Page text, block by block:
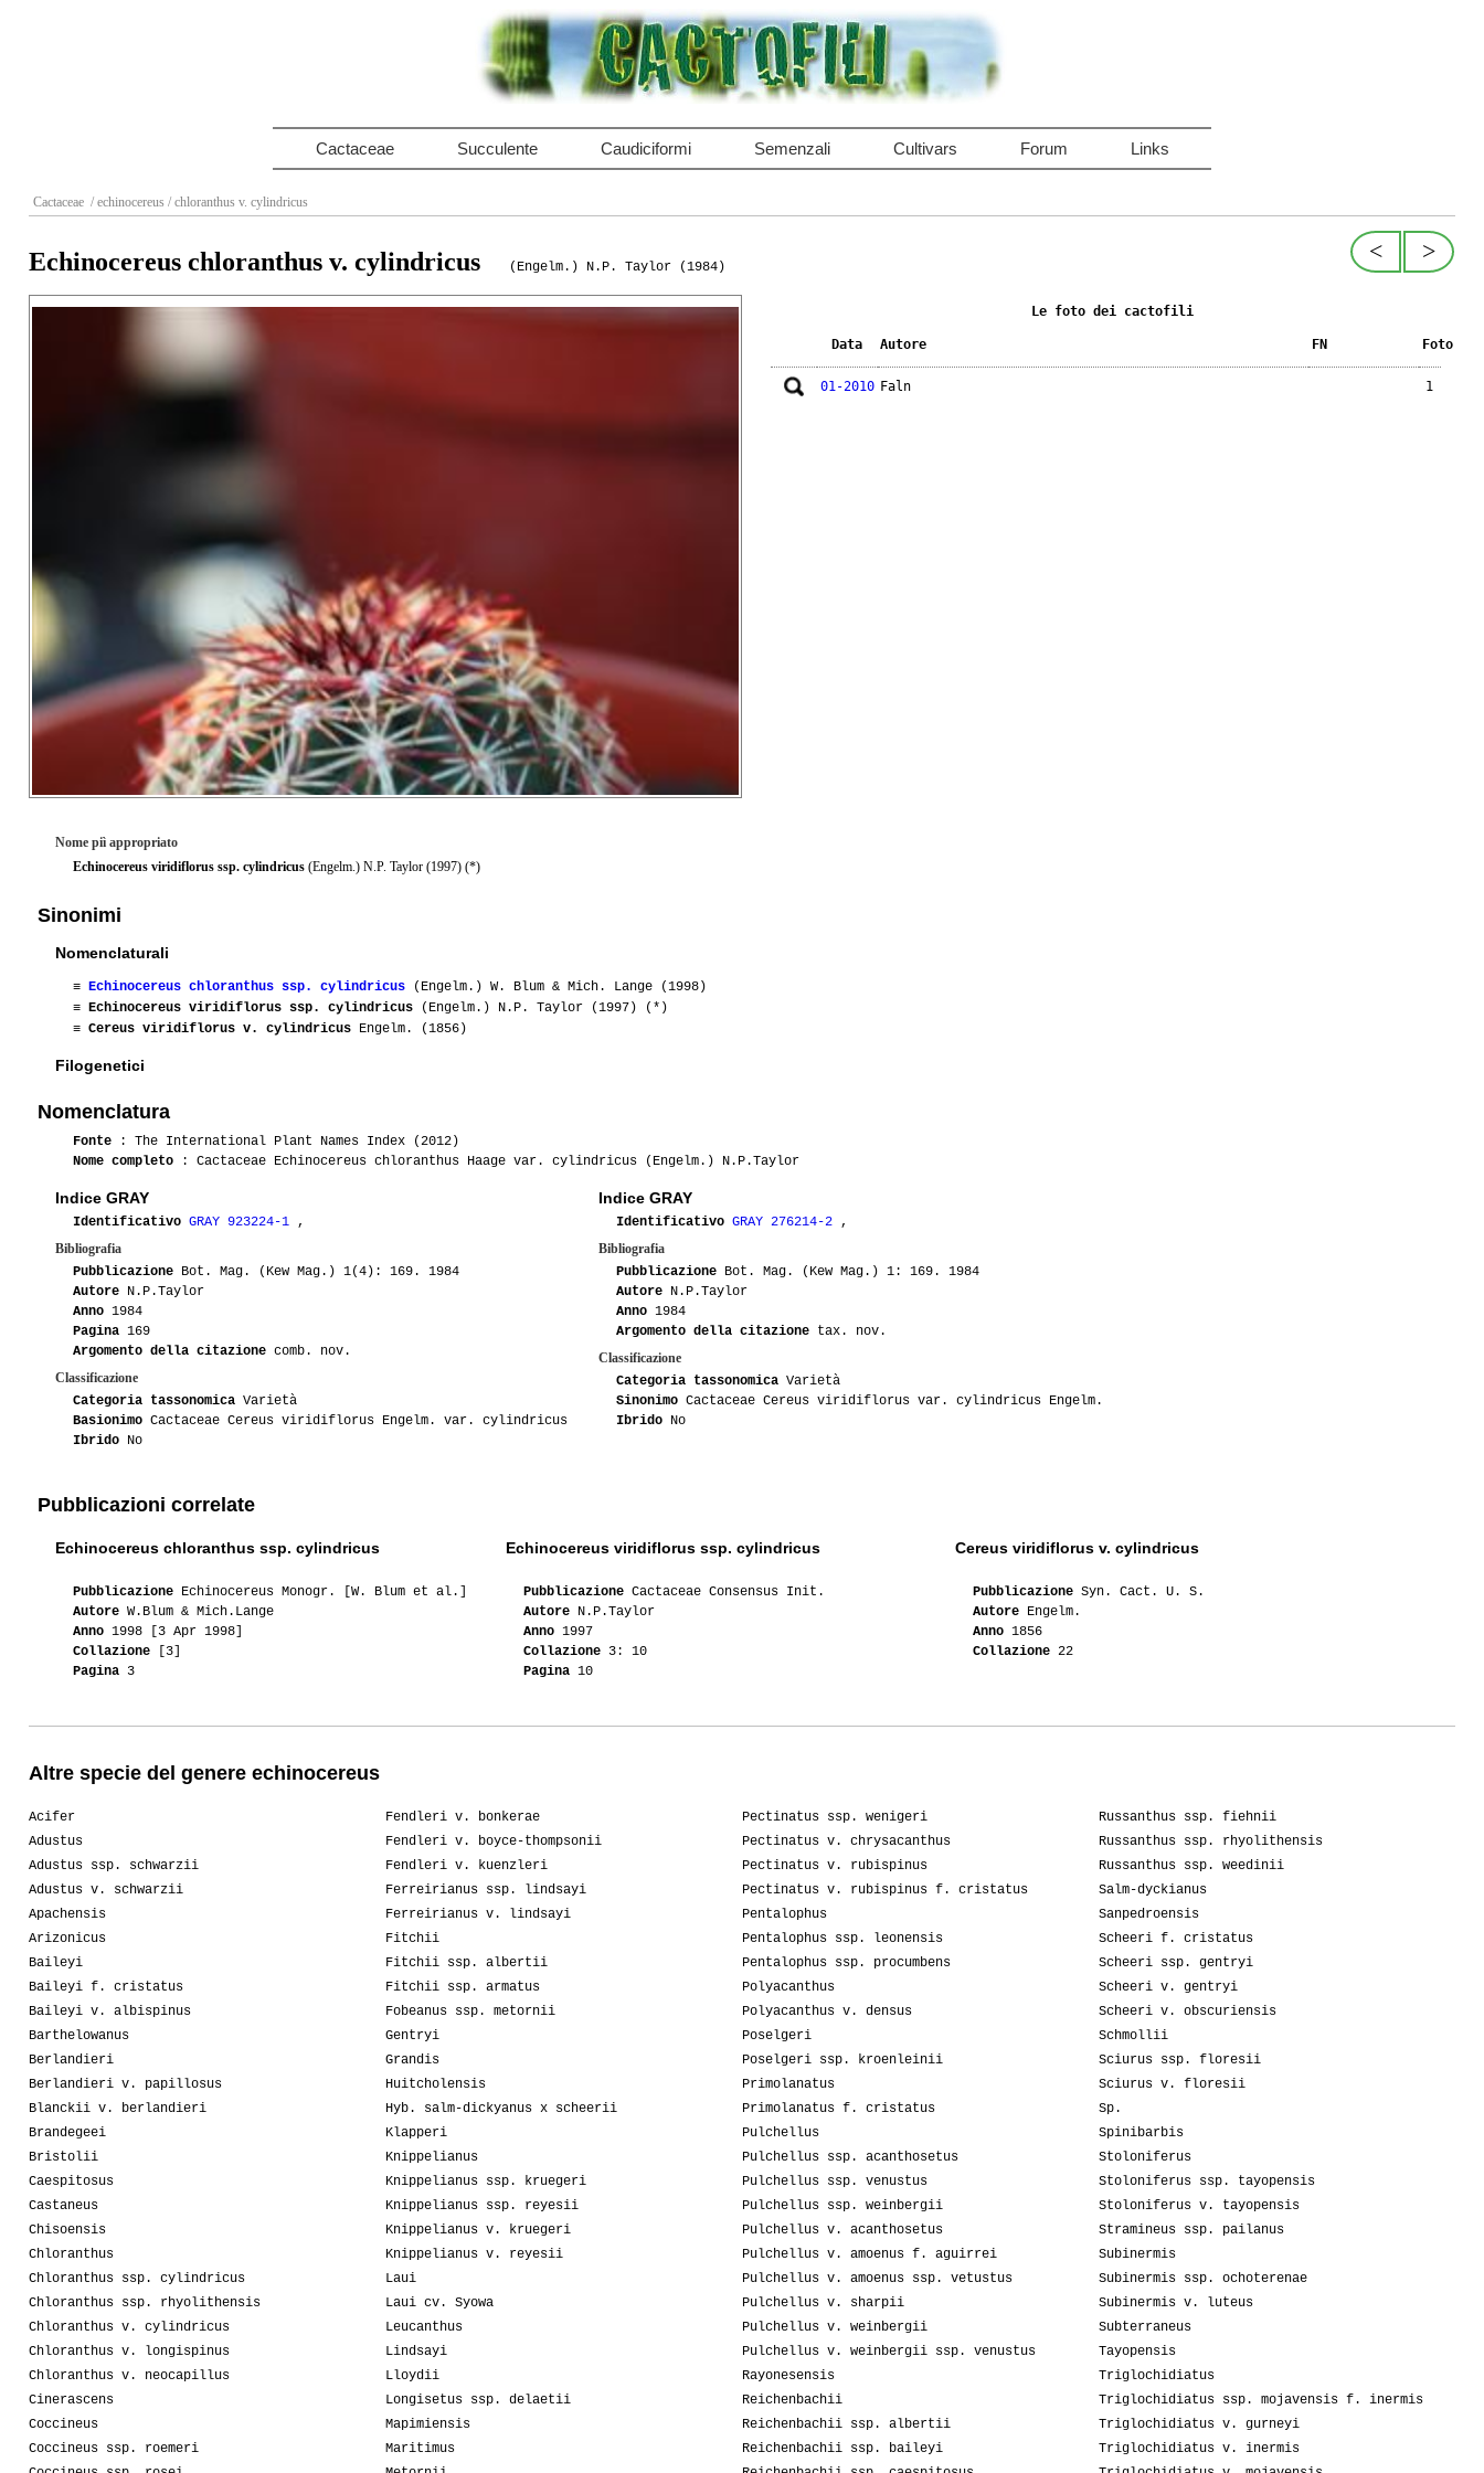
Cactaceae Succulente Caudiciformi Semenzali Cultivars Forum Links
Cactaceae / echinocereus / chloranthus v. cylindricus
>
<
Echinocereus chloranthus v. cylindricus (Engelm.) N.P. Taylor (1984)
Le foto dei cactofili
Data Autore FN Foto
01-2010 Faln 1
Nome piì appropriato
Echinocereus viridiflorus ssp. cylindricus (Engelm.) N.P. Taylor (1997) (*)
Sinonimi
Nomenclaturali
≡ Echinocereus chloranthus ssp. cylindricus (Engelm.) W. Blum & Mich. Lange (1998)
≡ Echinocereus viridiflorus ssp. cylindricus (Engelm.) N.P. Taylor (1997) (*)
≡ Cereus viridiflorus v. cylindricus Engelm. (1856)
Filogenetici
Nomenclatura
Fonte : The International Plant Names Index (2012)
Nome completo : Cactaceae Echinocereus chloranthus Haage var. cylindricus (Engelm.) N.P.Taylor
Indice GRAY
Identificativo GRAY 923224-1 ,
Bibliografia
Pubblicazione Bot. Mag. (Kew Mag.) 1(4): 169. 1984
Autore N.P.Taylor
Anno 1984
Pagina 169
Argomento della citazione comb. nov.
Classificazione
Categoria tassonomica Varietà
Basionimo Cactaceae Cereus viridiflorus Engelm. var. cylindricus
Ibrido No
Indice GRAY
Identificativo GRAY 276214-2 ,
Bibliografia
Pubblicazione Bot. Mag. (Kew Mag.) 1: 169. 1984
Autore N.P.Taylor
Anno 1984
Argomento della citazione tax. nov.
Classificazione
Categoria tassonomica Varietà
Sinonimo Cactaceae Cereus viridiflorus var. cylindricus Engelm.
Ibrido No
Pubblicazioni correlate
Echinocereus chloranthus ssp. cylindricus
Pubblicazione Echinocereus Monogr. [W. Blum et al.]
Autore W.Blum & Mich.Lange
Anno 1998 [3 Apr 1998]
Collazione [3]
Pagina 3
Echinocereus viridiflorus ssp. cylindricus
PubblicazioneCactaceae Consensus Init.
AutoreN.P.Taylor
Anno1997
Collazione3: 10
Pagina10
Cereus viridiflorus v. cylindricus
Pubblicazione Syn. Cact. U. S.
Autore Engelm.
Anno 1856
Collazione 22
Altre specie del genere echinocereus
Acifer
Adustus
Adustus ssp. schwarzii
Adustus v. schwarzii
Apachensis
Arizonicus
Baileyi
Baileyi f. cristatus
Baileyi v. albispinus
Barthelowanus
Berlandieri
Berlandieri v. papillosus
Blanckii v. berlandieri
Brandegeei
Bristolii
Caespitosus
Castaneus
Chisoensis
Chloranthus
Chloranthus ssp. cylindricus
Chloranthus ssp. rhyolithensis
Chloranthus v. cylindricus
Chloranthus v. longispinus
Chloranthus v. neocapillus
Cinerascens
Coccineus
Coccineus ssp. roemeri
Fendleri v. bonkerae
Fendleri v. boyce-thompsonii
Fendleri v. kuenzleri
Ferreirianus ssp. lindsayi
Ferreirianus v. lindsayi
Fitchii
Fitchii ssp. albertii
Fitchii ssp. armatus
Fobeanus ssp. metornii
Gentryi
Grandis
Huitcholensis
Hyb. salm-dickyanus x scheerii
Klapperi
Knippelianus
Knippelianus ssp. kruegeri
Knippelianus ssp. reyesii
Knippelianus v. kruegeri
Knippelianus v. reyesii
Laui
Laui cv. Syowa
Leucanthus
Lindsayi
Lloydii
Longisetus ssp. delaetii
Mapimiensis
Maritimus
Pectinatus ssp. wenigeri
Pectinatus v. chrysacanthus
Pectinatus v. rubispinus
Pectinatus v. rubispinus f. cristatus
Pentalophus
Pentalophus ssp. leonensis
Pentalophus ssp. procumbens
Polyacanthus
Polyacanthus v. densus
Poselgeri
Poselgeri ssp. kroenleinii
Primolanatus
Primolanatus f. cristatus
Pulchellus
Pulchellus ssp. acanthosetus
Pulchellus ssp. venustus
Pulchellus ssp. weinbergii
Pulchellus v. acanthosetus
Pulchellus v. amoenus f. aguirrei
Pulchellus v. amoenus ssp. vetustus
Pulchellus v. sharpii
Pulchellus v. weinbergii
Pulchellus v. weinbergii ssp. venustus
Rayonesensis
Reichenbachii
Reichenbachii ssp. albertii
Reichenbachii ssp. baileyi
Russanthus ssp. fiehnii
Russanthus ssp. rhyolithensis
Russanthus ssp. weedinii
Salm-dyckianus
Sanpedroensis
Scheeri f. cristatus
Scheeri ssp. gentryi
Scheeri v. gentryi
Scheeri v. obscuriensis
Schmollii
Sciurus ssp. floresii
Sciurus v. floresii
Sp.
Spinibarbis
Stoloniferus
Stoloniferus ssp. tayopensis
Stoloniferus v. tayopensis
Stramineus ssp. pailanus
Subinermis
Subinermis ssp. ochoterenae
Subinermis v. luteus
Subterraneus
Tayopensis
Triglochidiatus
Triglochidiatus ssp. mojavensis f. inermis
Triglochidiatus v. gurneyi
Triglochidiatus v. inermis